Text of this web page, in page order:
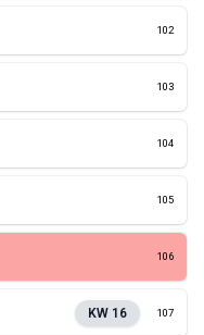
102
103
104
105
106
KW 16 107